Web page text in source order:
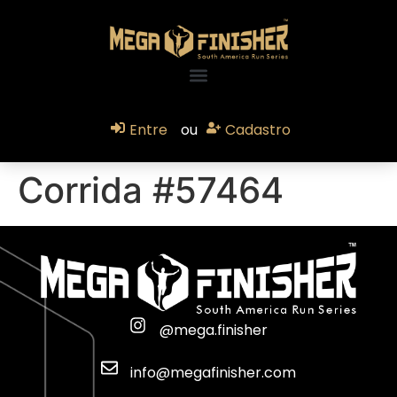
Entre ou Cadastro
Corrida #57464
@mega.finisher
info@megafinisher.com